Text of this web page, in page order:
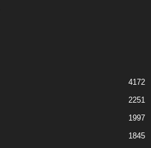
4172
2251
1997
1845